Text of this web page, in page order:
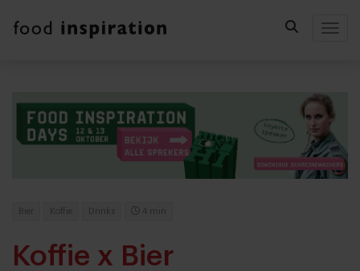
Bier Koffie Drinks 4 min
Koffie x Bier